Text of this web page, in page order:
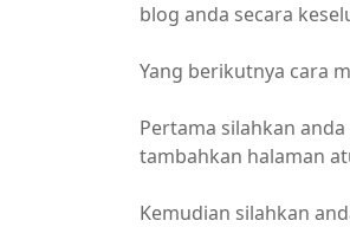
blog anda secara
Yang berikutnya cara
Pertama silahkan
tambahkan halaman
Kemudian silahkan